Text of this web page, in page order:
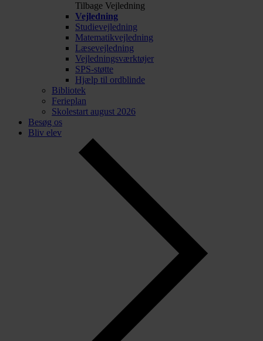
Tilbage Vejledning
Vejledning
Studievejledning
Matematikvejledning
Læsevejledning
Vejledningsværktøjer
SPS-støtte
Hjælp til ordblinde
Bibliotek
Ferieplan
Skolestart august 2026
Besøg os
Bliv elev